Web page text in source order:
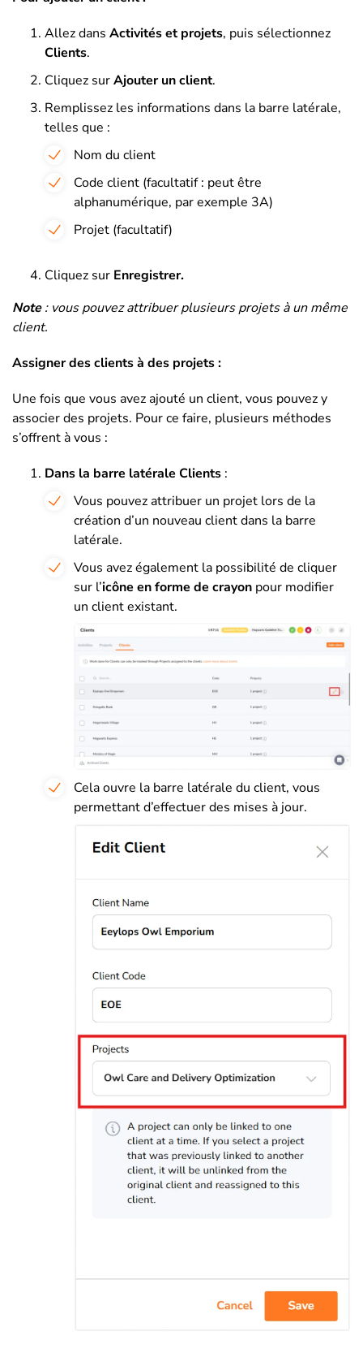
Allez dans Activités et projets, puis sélectionnez
Clients.
Cliquez surAjouter un client.
Remplissez les informations dans la barre latérale,
telles que :
Nom du client
Code client (facultatif : peut être
alphanumérique, par exemple 3A)
Projet (facultatif)
Cliquez sur Enregistrer.
Note: vous pouvez attribuer plusieurs projets à un même
client.
Assigner des clients à des projets :
Une fois que vous avez ajouté un client, vous pouvez y
associer des projets. Pour ce faire, plusieurs méthodes
s’offrent à vous :
Dans la barre latérale Clients :
Vous pouvez attribuer un projet lors de la
création d’un nouveau client dans la barre
latérale.
Vous avez également la possibilité de cliquer
sur l’icône en forme de crayon pour modifier
un client existant.
Cela ouvre la barre latérale du client, vous
permettant d’effectuer des mises à jour.